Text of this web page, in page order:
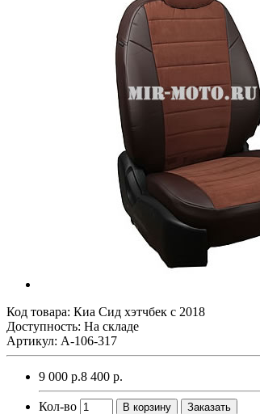
Код товара: Киа Сид хэтчбек с 2018
Доступность: На складе
Артикул: A-106-317
9 000 р.8 400 р.
Кол-во В корзину Заказать